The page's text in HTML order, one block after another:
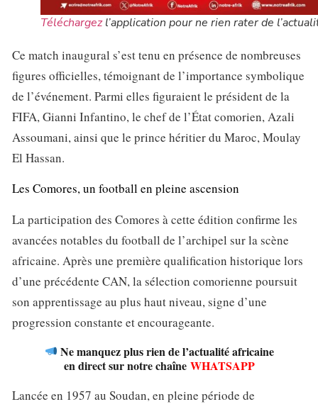
Téléchargezl’application pour ne rien rater de
Ce match inaugural s’est tenu en présence de nombreuses
figures officielles, témoignant de l’importance symbolique
de l’événement. Parmi elles figuraient le président de la
FIFA, Gianni Infantino, le chef de l’État comorien, Azali
Assoumani, ainsi que le prince héritier du Maroc, Moulay
El Hassan.
Les Comores, un football en pleine ascension
La participation des Comores à cette édition confirme les
avancées notables du football de l’archipel sur la scène
africaine. Après une première qualification historique lors
d’une précédente CAN, la sélection comorienne poursuit
son apprentissage au plus haut niveau, signe d’une
progression constante et encourageante.
Ne manquez plus rien de l’actualité africaine
en direct sur notre chaîne WHATSAPP
Lancée en 1957 au Soudan, en pleine période de